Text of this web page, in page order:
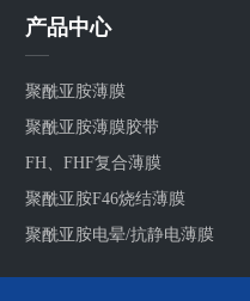
产品中心
聚酰亚胺薄膜
聚酰亚胺薄膜胶带
FH、FHF复合薄膜
聚酰亚胺F46烧结薄膜
聚酰亚胺电晕/抗静电薄膜